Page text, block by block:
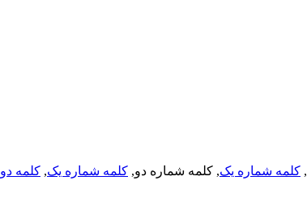
, کلمه شماره یک, کلمه شماره دو, کلمه شماره یک, کلمه دو